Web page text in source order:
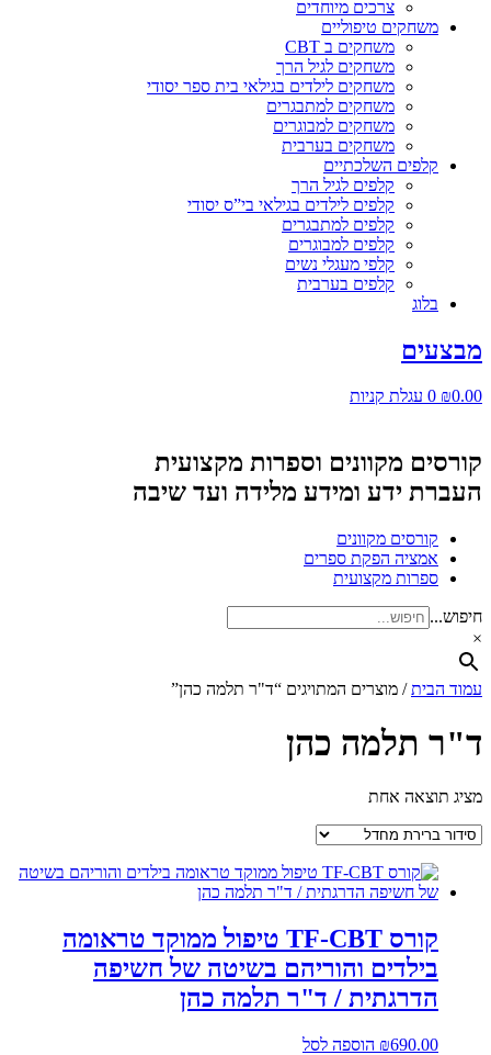
צרכים מיוחדים
משחקים טיפוליים
משחקים ב CBT
משחקים לגיל הרך
משחקים לילדים בגילאי בית ספר יסודי
משחקים למתבגרים
משחקים למבוגרים
משחקים בערבית
קלפים השלכתיים
קלפים לגיל הרך
קלפים לילדים בגילאי בי”ס יסודי
קלפים למתבגרים
קלפים למבוגרים
קלפי מעגלי נשים
קלפים בערבית
בלוג
מבצעים
₪0.00
0 עגלת קניות
קורסים מקוונים וספרות מקצועית
העברת ידע ומידע מלידה ועד שיבה
קורסים מקוונים
אמציה הפקת ספרים
ספרות מקצועית
חיפוש...
×
עמוד הבית/ מוצרים המתויגים “ד"ר תלמה כהן”
ד"ר תלמה כהן
מציג תוצאה אחת
קורס TF-CBT טיפול ממוקד טראומה
בילדים והוריהם בשיטה של חשיפה
הדרגתית / ד"ר תלמה כהן
₪690.00 הוספה לסל